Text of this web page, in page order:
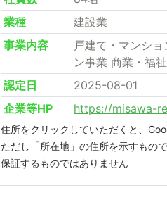
業種
建設業
事業内容
戸建て・マンシ
ン事業 商業・福
認定日
2025-08-01
企業等HP
https://misawa-
住所をクリックしていただくと、
ただし「所在地」の住所を示すもの
保証するものではありません